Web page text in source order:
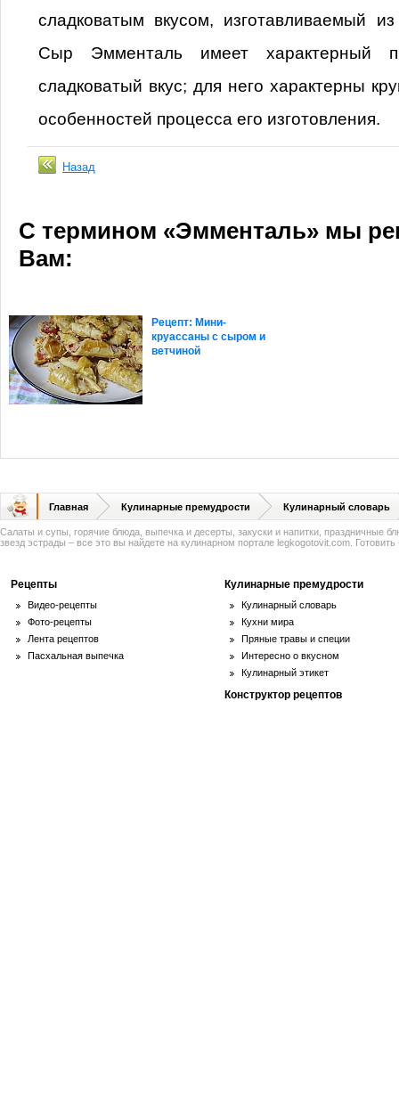
сладковатым вкусом, изготавливаемый
Сыр Эмменталь имеет характерный
сладковатый вкус; для него характерны
особенностей процесса его изготовления.
Назад
C термином «Эмменталь» мы
Вам:
Рецепт: Мини-
круассаны с сыром и
ветчиной
Главная Кулинарные премудрости Кулинарный словарь
Салаты и супы, горячие блюда, выпечка и десерты, закуски и напитки, праздничные
звезд эстрады – все это вы найдете на кулинарном портале legkogotovit.com. Готовить
Рецепты
Видео-рецепты
Фото-рецепты
Лента рецептов
Пасхальная выпечка
Кулинарные премудрости
Кулинарный словарь
Кухни мира
Пряные травы и специи
Интересно о вкусном
Кулинарный этикет
Конструктор рецептов